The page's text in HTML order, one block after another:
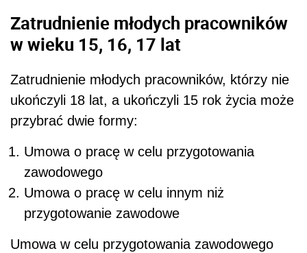
Zatrudnienie młodych pracowników
w wieku 15, 16, 17 lat
Zatrudnienie młodych pracowników, którzy nie
ukończyli 18 lat, a ukończyli 15 rok życia może
przybrać dwie formy:
Umowa o pracę w celu przygotowania
zawodowego
Umowa o pracę w celu innym niż
przygotowanie zawodowe
Umowa w celu przygotowania zawodowego